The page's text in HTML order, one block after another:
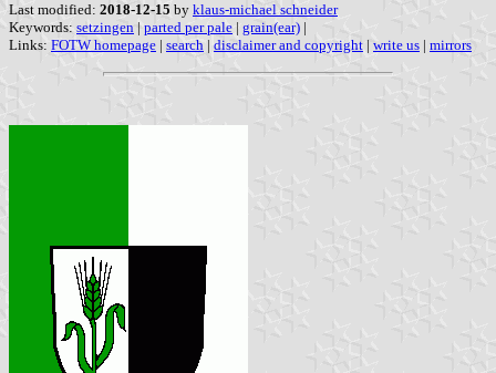
Last modified: 2018-12-15 by klaus-michael schneider
Keywords: setzingen | parted per pale | grain(ear) |
Links: FOTW homepage | search | disclaimer and copyright | write us | mirrors